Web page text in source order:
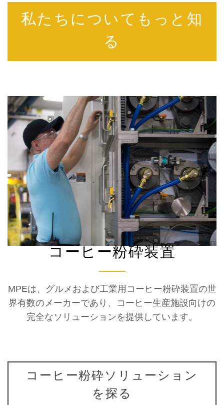
私たちについてもっと知
る
コーヒー粉砕装置
MPEは、グルメおよび工業用コーヒー粉砕装置の世
界有数のメーカーであり、コーヒー生産施設向けの
完全なソリューションを提供しています。
コーヒー粉砕ソリューション
を探る